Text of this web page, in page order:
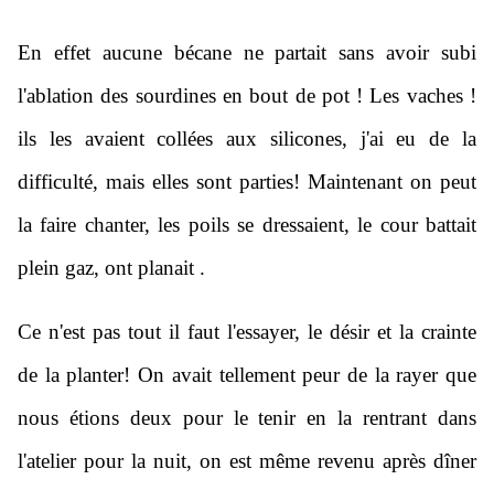
En effet aucune bécane ne partait sans avoir subi
l'ablation des sourdines en bout de pot ! Les vaches !
ils les avaient collées aux silicones, j'ai eu de la
difficulté, mais elles sont parties! Maintenant on peut
la faire chanter, les poils se dressaient, le cour battait
plein gaz, ont planait .
Ce n'est pas tout il faut l'essayer, le désir et la crainte
de la planter! On avait tellement peur de la rayer que
nous étions deux pour le tenir en la rentrant dans
l'atelier pour la nuit, on est même revenu après dîner